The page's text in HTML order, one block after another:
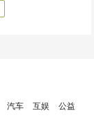
汽车 互娱
公益